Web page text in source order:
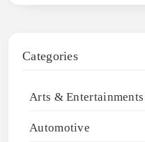
Categories
Arts & Entertainments
Automotive